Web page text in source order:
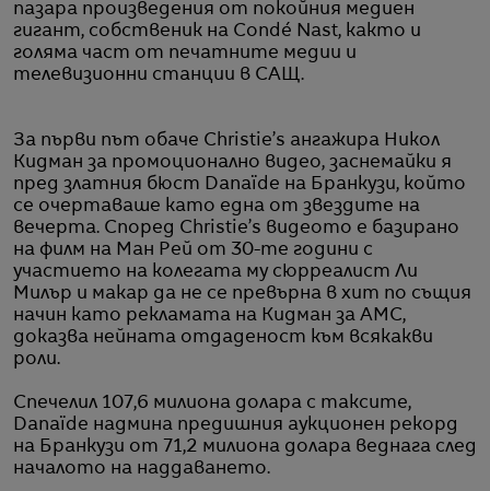
пазара произведения от покойния медиен
гигант, собственик на Condé Nast, както и
голяма част от печатните медии и
телевизионни станции в САЩ.
За първи път обаче Christie’s ангажира Никол
Кидман за промоционално видео, заснемайки я
пред златния бюст Danaïde на Бранкузи, който
се очертаваше като една от звездите на
вечерта. Според Christie’s видеото е базирано
на филм на Ман Рей от 30-те години с
участието на колегата му сюрреалист Ли
Милър и макар да не се превърна в хит по същия
начин като рекламата на Кидман за AMC,
доказва нейната отдаденост към всякакви
роли.
Спечелил 107,6 милиона долара с таксите,
Danaïde надмина предишния аукционен рекорд
на Бранкузи от 71,2 милиона долара веднага след
началото на наддаването.